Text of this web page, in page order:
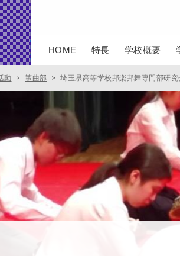
HOME 特長 学校概要
動 > 箏曲部 > 埼玉県高等学校邦楽邦舞専門部研